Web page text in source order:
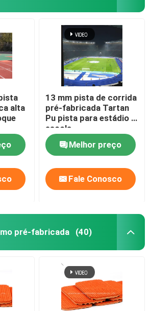
alta
13 mm pista de corrida
pré-fabricada Tartan
Pu pista para estádio e
escola
Melhor preço
Fale Conosco
pré-fabricada (40)